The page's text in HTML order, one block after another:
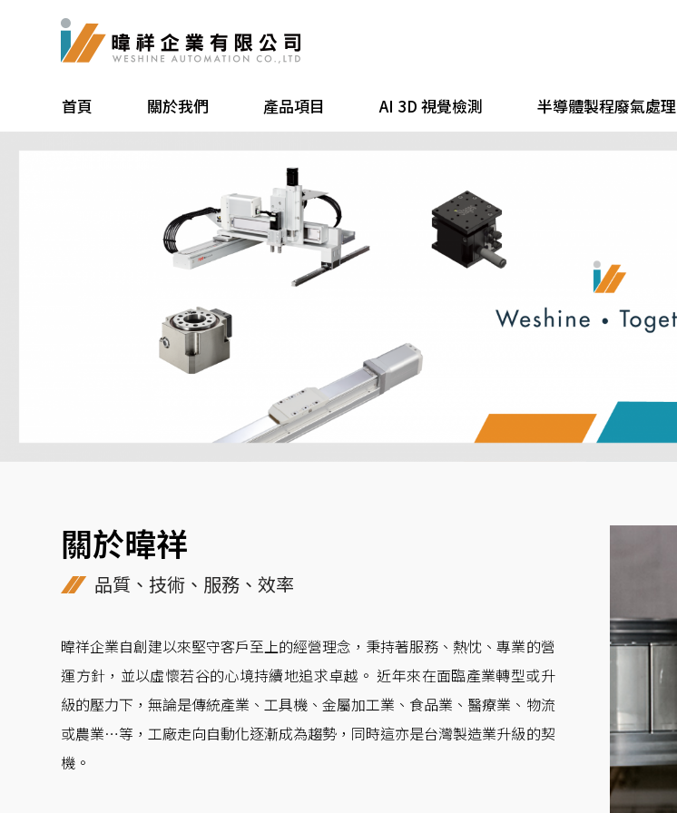
首頁 關於我們 產品項目 AI 3D 視覺檢測 半導體製程廢氣處理
關於暐祥
品質、技術、服務、效率
暐祥企業自創建以來堅守客戶至上的經營理念，秉持著服務、熱忱、專業的營
運方針，並以虛懷若谷的心境持續地追求卓越。 近年來在面臨產業轉型或升
級的壓力下，無論是傳統產業、工具機、金屬加工業、食品業、醫療業、物流
或農業…等，工廠走向自動化逐漸成為趨勢，同時這亦是台灣製造業升級的契
機。